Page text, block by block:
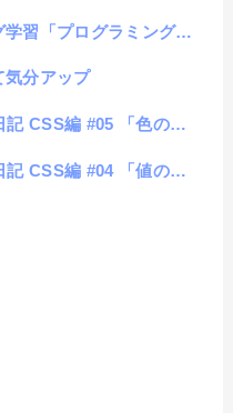
ログラミング初心者の心得」
気分アップ
編 #05 「色の書き方」
編 #04 「値の単位」